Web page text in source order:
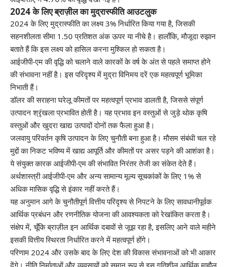
2024 के लिए ब्राज़ील का मुद्रास्फीति आउटलुक
2024 के लिए मुद्रास्फीति का लक्ष्य 3% निर्धारित किया गया है, जिसकी
सहनशीलता सीमा 1.50 प्रतिशत अंक ऊपर या नीचे है। हालाँकि, मौजूदा रुझान
बताते हैं कि इस लक्ष्य को हासिल करना मुश्किल हो सकता है।
आईजीपी-एम की वृद्धि को चलाने वाले कारकों के वर्ष के अंत से पहले समाप्त होने
की संभावना नहीं है। इस परिदृश्य में मुद्रा विनिमय दरें एक महत्वपूर्ण भूमिका
निभाती हैं।
डॉलर की सराहना घरेलू कीमतों पर महत्वपूर्ण प्रभाव डालती है, जिससे संपूर्ण
उत्पादन श्रृंखला प्रभावित होती है। यह प्रभाव इन वस्तुओं से जुड़े थोक कृषि
वस्तुओं और खुदरा खाद्य उत्पादों दोनों तक फैला हुआ है।
जलवायु परिवर्तन कृषि उत्पादन के लिए चुनौती बना हुआ है। मौसम संबंधी चल रहे
मुद्दों का निकट भविष्य में खाद्य आपूर्ति और कीमतों पर असर पड़ने की आशंका है।
ये संयुक्त कारक आईजीपी-एम की संभावित निरंतर तेजी का संकेत देते हैं।
अर्थशास्त्री आईजीपी-एम और अन्य सामान्य मूल्य सूचकांकों के लिए 1% से
अधिक मासिक वृद्धि से इंकार नहीं करते हैं।
यह अनुमान आगे के चुनौतीपूर्ण वित्तीय परिदृश्य से निपटने के लिए सावधानीपूर्वक
आर्थिक प्रबंधन और रणनीतिक योजना की आवश्यकता को रेखांकित करता है।
संक्षेप में, चूँकि ब्राज़ील इन आर्थिक दबावों से जूझ रहा है, इसलिए आने वाले महीने
इसकी वित्तीय स्थिरता निर्धारित करने में महत्वपूर्ण होंगे।
परिणाम 2024 और उसके बाद के लिए देश की विकास संभावनाओं को भी आकार